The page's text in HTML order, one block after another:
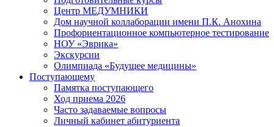
Центр МЕДУМНИКИ
Дом научной коллаборации имени П.К. Анохина
Профориентационное компьютерное тестирование
НОУ «Эврика»
Экскурсии
Олимпиада «Будущее медицины»
Поступающему
Памятка поступающего
Ход приема 2026
Часто задаваемые вопросы
Личный кабинет абитуриента